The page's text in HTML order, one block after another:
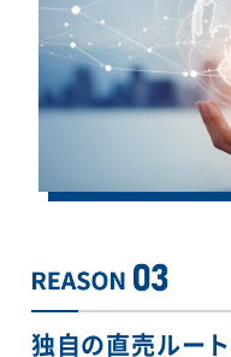
独自の直売ルート